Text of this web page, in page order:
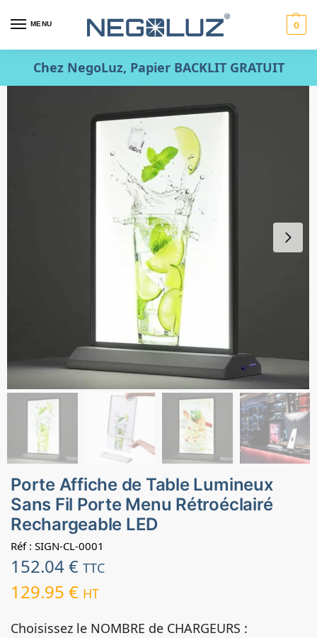
MENU 0
Chez NegoLuz, Papier BACKLIT GRATUIT
Porte Affiche de Table Lumineux
Sans Fil Porte Menu Rétroéclairé
Rechargeable LED
Réf : SIGN-CL-0001
152.04€ TTC
129.95 € HT
Choisissez le NOMBRE de CHARGEURS :